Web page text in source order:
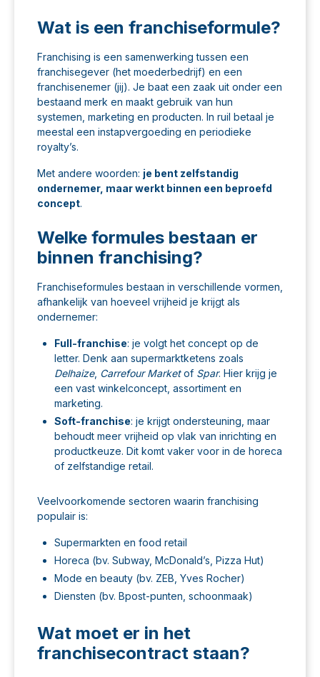
Wat is een franchiseformule?
Franchising is een samenwerking tussen een
franchisegever (het moederbedrijf) en een
franchisenemer (jij). Je baat een zaak uit onder een
bestaand merk en maakt gebruik van hun
systemen, marketing en producten. In ruil betaal je
meestal een instapvergoeding en periodieke
royalty’s.
Met andere woorden: je bent zelfstandig
ondernemer, maar werkt binnen een beproefd
concept.
Welke formules bestaan er
binnen franchising?
Franchiseformules bestaan in verschillende vormen,
afhankelijk van hoeveel vrijheid je krijgt als
ondernemer:
Full-franchise: je volgt het concept op de
letter. Denk aan supermarktketens zoals
Delhaize, Carrefour Marketof Spar. Hier krijg je
een vast winkelconcept, assortiment en
marketing.
Soft-franchise: je krijgt ondersteuning, maar
behoudt meer vrijheid op vlak van inrichting en
productkeuze. Dit komt vaker voor in de horeca
of zelfstandige retail.
Veelvoorkomende sectoren waarin franchising
populair is:
Supermarkten en food retail
Horeca (bv. Subway, McDonald’s, Pizza Hut)
Mode en beauty (bv. ZEB, Yves Rocher)
Diensten (bv. Bpost-punten, schoonmaak)
Wat moet er in het
franchisecontract staan?